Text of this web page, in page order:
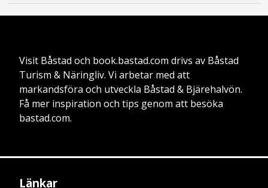
Visit Båstad och book.bastad.com drivs av Båstad
Turism & Näringliv. Vi arbetar med att
markandsföra och utveckla Båstad & Bjärehalvön.
Få mer inspiration och tips genom att besöka
bastad.com.
Länkar